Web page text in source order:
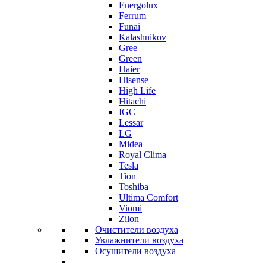
Energolux
Ferrum
Funai
Kalashnikov
Gree
Grеen
Haier
Hisense
High Life
Hitachi
IGC
Lessar
LG
Midea
Royal Clima
Tesla
Tion
Toshiba
Ultima Comfort
Viomi
Zilon
Очистители воздуха
Увлажнители воздуха
Осушители воздуха